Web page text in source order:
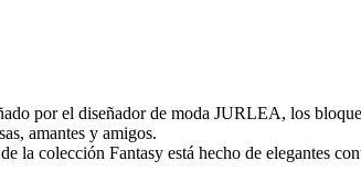
por el diseñador de moda JURLEA, los
amantes y amigos.
la colección Fantasy está hecho de elegantes